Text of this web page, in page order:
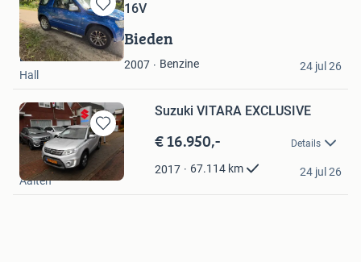
Bewaren
in
Mijn
Favorieten
16V
Bieden
2007 Benzine
BdW
Hall
24 jul 26
Bewaren
in
Mijn
Favorieten
Suzuki VITARA EXCLUSIVE
€ 16.950,- Details
2017 67.114 km
Suzuki Winkelhorst
Aalten
24 jul 26